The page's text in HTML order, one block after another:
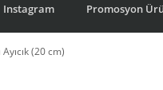
Instagram Promosyon
(20 cm)